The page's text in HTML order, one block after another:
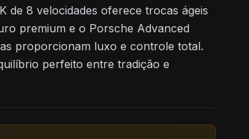
de 8 velocidades oferece trocas ágeis
premium e o Porsche Advanced
proporcionam luxo e controle total.
perfeito entre tradição e